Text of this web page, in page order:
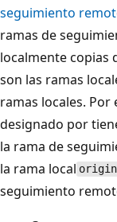
seguimiento
ramas de
localmente copias
son las ramas
ramas locales.
designado por
la rama de
la rama local
seguimiento